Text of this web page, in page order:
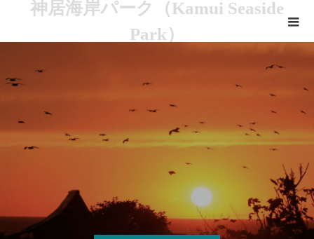
神居海岸パーク（Kamui Seaside
Park）